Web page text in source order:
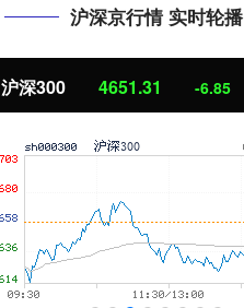
沪深京行情 实时轮播
沪深300 4651.31 -6.85